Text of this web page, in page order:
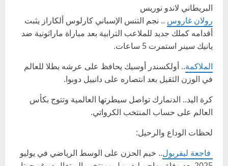
البريطاني لاندو نوريس
رولان غاروس .. نجم التنس الإسباني كارلوس ألكاراز يثبت
أقدامه كملك جديد للملاعب الترابية بعد مباراة ماراثونية ضد
يانيك سينر استمرت 5 ساعات.
الملاكمة.. أولكسندر أوسيك يحافظ على عرشه بطلا للعالم
في الوزن الثقيل بعد انتصاره على دانييل دوبوا.
كرة اليد.. الدنمارك تواصل سيطرتها العالمية وتتوج بكأس
العالم على حساب المنتخب الكرواتي.
لحظات الوداع والرحيل:
فاجعة ليفربول.. خيم الحزن على الوسط الرياضي في يوليو